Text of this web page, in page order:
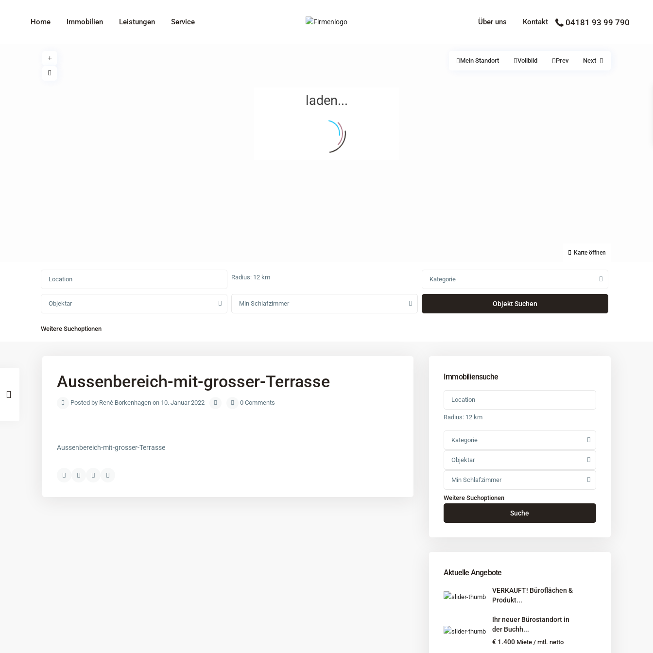
Home Immobilien Leistungen Service Über uns Kontakt 04181 93 99 790
laden...
Karte öffnen
Mein Standort Vollbild Prev Next
Radius: 12 km Kategorie
Objektar Min Schlafzimmer
Weitere Suchoptionen
Aussenbereich-mit-grosser-Terrasse
Posted by René Borkenhagen on 10. Januar 2022 0 Comments
Aussenbereich-mit-grosser-Terrasse
Immobiliensuche
Radius: 12 km
Kategorie
Objektar
Min Schlafzimmer
Weitere Suchoptionen
Suche
Aktuelle Angebote
VERKAUFT! Büroflächen &
Produkt...
Ihr neuer Bürostandort in
der Buchh...
€ 1.400 Miete / mtl. netto